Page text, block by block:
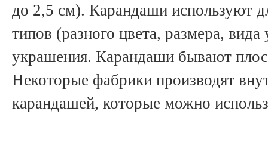
до 2,5 см). Карандаши используют
типов (разного цвета, размера,
украшения. Карандаши бывают
Некоторые фабрики производят
карандашей, которые можно